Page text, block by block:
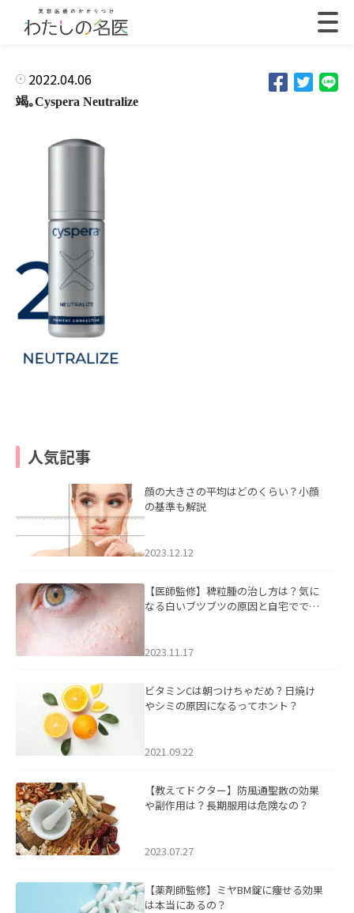
2022.04.06
竭｡Cyspera Neutralize
人気記事
顔の大きさの平均はどのくらい？小顔
の基準も解説
2023.12.12
【医師監修】稗粒腫の治し方は？気に
なる白いブツブツの原因と自宅ででき
2023.11.17
ビタミンCは朝つけちゃだめ？日焼け
やシミの原因になるってホント？
2021.09.22
【教えてドクター】防風通聖散の効果
や副作用は？長期服用は危険なの？
2023.07.27
【薬剤師監修】ミヤBM錠に痩せる効果
は本当にあるの？